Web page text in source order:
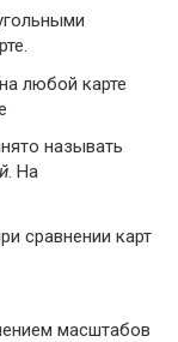
любой карте
называть
. На
сравнении карт
масштабов